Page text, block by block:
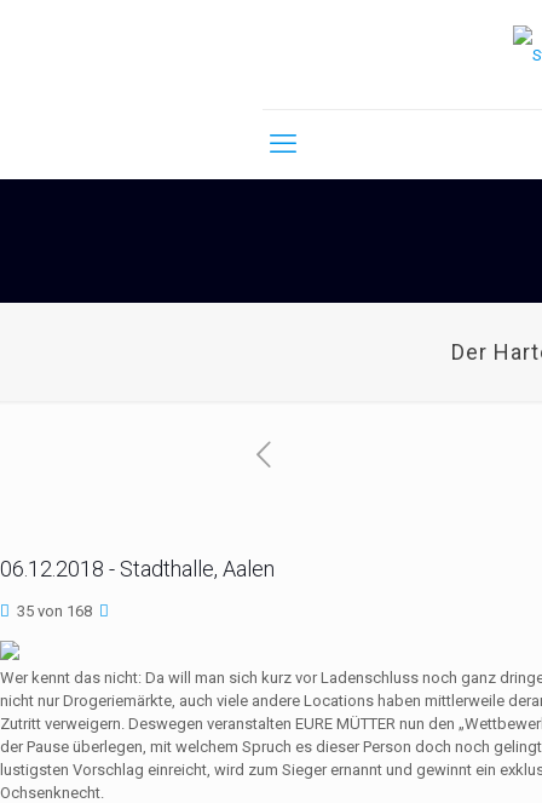
Der
06.12.2018 - Stadthalle, Aalen
35 von 168
Wer kennt das nicht: Da will man sich kurz vor Ladenschluss noch ganz
nicht nur Drogeriemärkte, auch viele andere Locations haben mittlerweile
Zutritt verweigern. Deswegen veranstalten EURE MÜTTER nun den
der Pause überlegen, mit welchem Spruch es dieser Person doch noch
lustigsten Vorschlag einreicht, wird zum Sieger ernannt und gewinnt ein
Ochsenknecht.